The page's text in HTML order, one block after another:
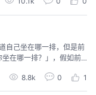
如果有不足之处，还请
自己坐在哪一排，但是前
在哪一排？」，假如前
铁柱坐哪一排？ 这样狗
也跟着学呀，直到他们
8.8k 0 1